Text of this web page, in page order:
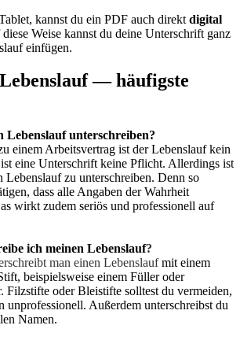
kannst du ein PDF auch direkt digital
Weise kannst du deine Unterschrift ganz
einfügen.
— häufigste
Lebenslauf unterschreiben?
einem Arbeitsvertrag ist der Lebenslauf kein
eine Unterschrift keine Pflicht. Allerdings ist
Lebenslauf zu unterschreiben. Denn so
dass alle Angaben der Wahrheit
wirkt zudem seriös und professionell auf
ich meinen Lebenslauf?
man einen Lebenslauf mit einem
beispielsweise einem Füller oder
Filzstifte oder Bleistifte solltest du vermeiden,
unprofessionell. Außerdem unterschreibst du
Namen.